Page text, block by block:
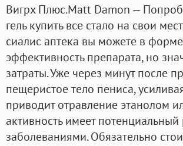
Вигрх Плюс.Matt Damon —
гель купить все стало на свои
сиалис аптека вы можете в
эффективность препарата, но
затраты. Уже через минут после
пещеристое тело пениса,
приводит отравление этанолом
активность имеет
заболеваниями. Обязательно